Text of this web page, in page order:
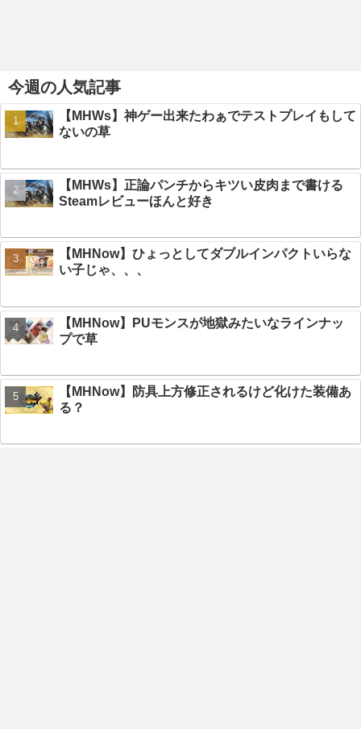
今週の人気記事
【MHWs】神ゲー出来たわぁでテストプレイもして
ないの草
【MHWs】正論パンチからキツい皮肉まで書ける
Steamレビューほんと好き
【MHNow】ひょっとしてダブルインパクトいらな
い子じゃ、、、
【MHNow】PUモンスが地獄みたいなラインナッ
プで草
【MHNow】防具上方修正されるけど化けた装備あ
る？